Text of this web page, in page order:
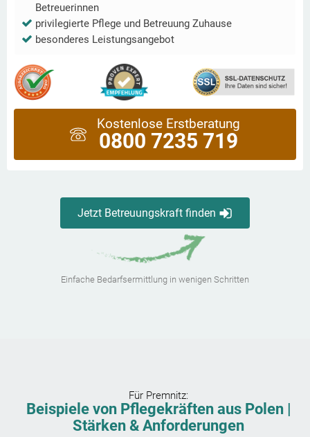
Betreuerinnen
privilegierte Pflege und Betreuung Zuhause
besonderes Leistungsangebot
Kostenlose Erstberatung
0800 7235 719
Jetzt Betreuungskraft finden
Einfache Bedarfsermittlung in wenigen Schritten
Für Premnitz:
Beispiele von Pflegekräften aus Polen |
Stärken & Anforderungen